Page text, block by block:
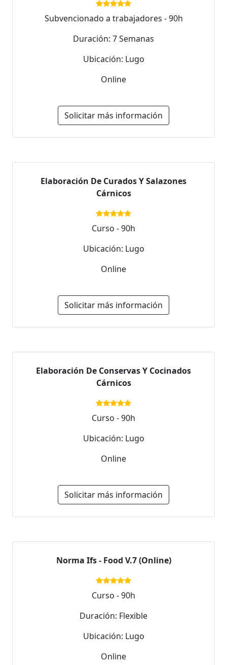
Subvencionado a trabajadores - 90h
Duración: 7 Semanas
Ubicación: Lugo
Online
Solicitar más información
Elaboración De Curados Y Salazones
Cárnicos
Curso - 90h
Ubicación: Lugo
Online
Solicitar más información
Elaboración De Conservas Y Cocinados
Cárnicos
Curso - 90h
Ubicación: Lugo
Online
Solicitar más información
Norma Ifs - Food V.7 (Online)
Curso - 90h
Duración: Flexible
Ubicación: Lugo
Online